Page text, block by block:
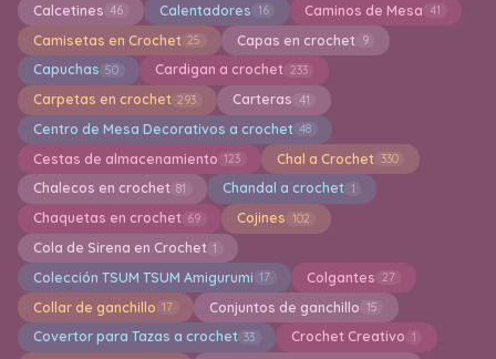
Calcetines 46 Calentadores 16 Caminos de Mesa 41
Camisetas en Crochet 25 Capas en crochet 9
Capuchas 50 Cardigan a crochet 233
Carpetas en crochet 293 Carteras 41
Centro de Mesa Decorativos a crochet 48
Cestas de almacenamiento 123 Chal a Crochet 330
Chalecos en crochet 81 Chandal a crochet 1
Chaquetas en crochet 69 Cojines 102
Cola de Sirena en Crochet 1
Colección TSUM TSUM Amigurumi 17 Colgantes 27
Collar de ganchillo 17 Conjuntos de ganchillo 15
Covertor para Tazas a crochet 33 Crochet Creativo 1